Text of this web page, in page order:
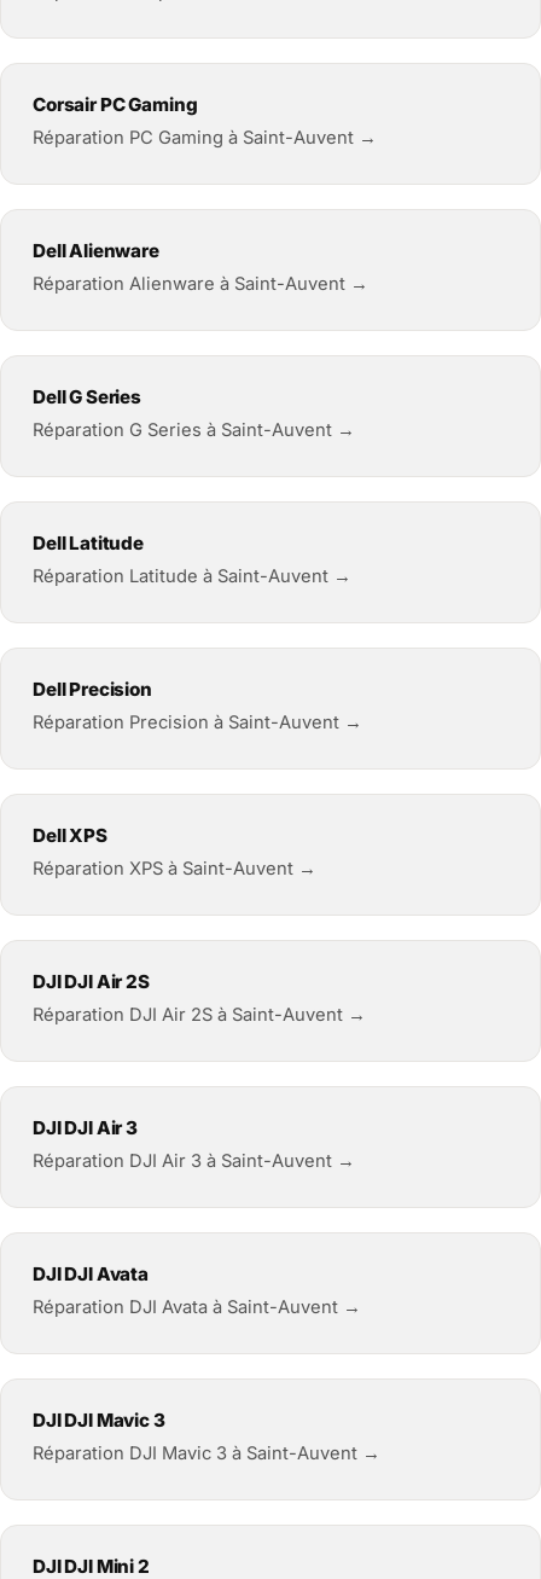
Corsair PC Gaming
Réparation PC Gaming à Saint-Auvent →
Dell Alienware
Réparation Alienware à Saint-Auvent →
Dell G Series
Réparation G Series à Saint-Auvent →
Dell Latitude
Réparation Latitude à Saint-Auvent →
Dell Precision
Réparation Precision à Saint-Auvent →
Dell XPS
Réparation XPS à Saint-Auvent →
DJI DJI Air 2S
Réparation DJI Air 2S à Saint-Auvent →
DJI DJI Air 3
Réparation DJI Air 3 à Saint-Auvent →
DJI DJI Avata
Réparation DJI Avata à Saint-Auvent →
DJI DJI Mavic 3
Réparation DJI Mavic 3 à Saint-Auvent →
DJI DJI Mini 2